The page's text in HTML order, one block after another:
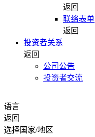
返回
联络表单
返回
投资者关系
返回
公司公告
投资者交流
语言
返回
选择国家/地区